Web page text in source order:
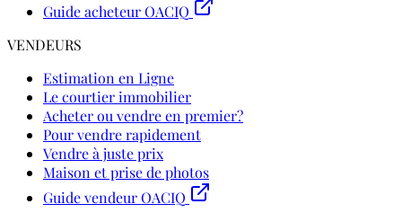
Guide acheteur OACIQ
VENDEURS
Estimation en Ligne
Le courtier immobilier
Acheter ou vendre en premier?
Pour vendre rapidement
Vendre à juste prix
Maison et prise de photos
Guide vendeur OACIQ